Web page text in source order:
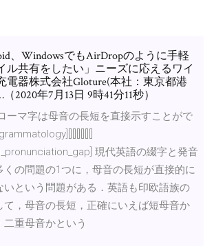
、WindowsでもAirDropのように手軽
ル共有をしたい」ニーズに応えるワイ
電器株式会社Gloture(本社：東京都港
2020年7月13日 9時41分11秒）
ーマ字は母音の長短を直接示すことがで
現代英語の綴字と発音
くの問題の1つに，母音の長短が直接的に
いという問題がある．英語も印欧語族の
て，母音の長短，正確にいえば短母音か
二重母音かという